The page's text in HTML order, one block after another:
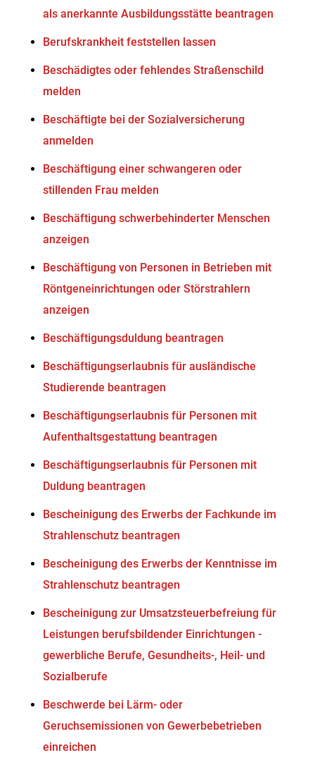
als anerkannte Ausbildungsstätte beantragen
Berufskrankheit feststellen lassen
Beschädigtes oder fehlendes Straßenschild
melden
Beschäftigte bei der Sozialversicherung
anmelden
Beschäftigung einer schwangeren oder
stillenden Frau melden
Beschäftigung schwerbehinderter Menschen
anzeigen
Beschäftigung von Personen in Betrieben mit
Röntgeneinrichtungen oder Störstrahlern
anzeigen
Beschäftigungsduldung beantragen
Beschäftigungserlaubnis für ausländische
Studierende beantragen
Beschäftigungserlaubnis für Personen mit
Aufenthaltsgestattung beantragen
Beschäftigungserlaubnis für Personen mit
Duldung beantragen
Bescheinigung des Erwerbs der Fachkunde im
Strahlenschutz beantragen
Bescheinigung des Erwerbs der Kenntnisse im
Strahlenschutz beantragen
Bescheinigung zur Umsatzsteuerbefreiung für
Leistungen berufsbildender Einrichtungen -
gewerbliche Berufe, Gesundheits-, Heil- und
Sozialberufe
Beschwerde bei Lärm- oder
Geruchsemissionen von Gewerbebetrieben
einreichen